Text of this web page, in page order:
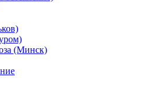
(Минск)